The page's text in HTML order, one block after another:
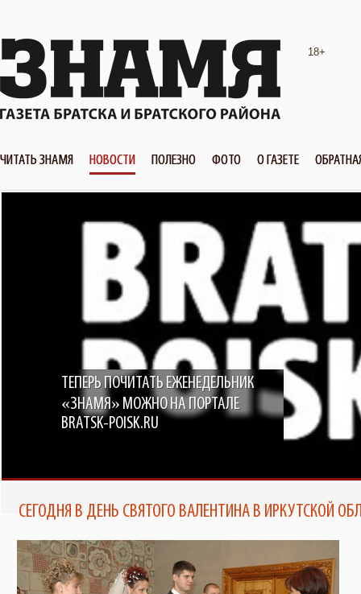
18+
ЧИТАТЬ ЗНАМЯ НОВОСТИ ПОЛЕЗНО ФОТО О ГАЗЕТЕ
ТЕПЕРЬ ПОЧИТАТЬ ЕЖЕНЕДЕЛЬНИК
«ЗНАМЯ» МОЖНО НА ПОРТАЛЕ
BRATSK-POISK.RU
СЕГОДНЯ В ДЕНЬ СВЯТОГО ВАЛЕНТИНА В ИРКУТСКОЙ